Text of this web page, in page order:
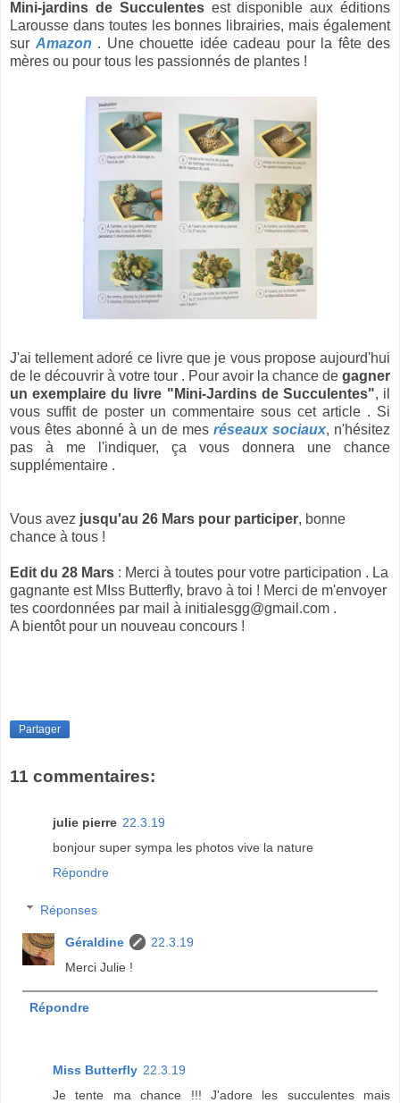
Mini-jardins de Succulentesest disponible aux éditions
Larousse dans toutes les bonnes librairies, mais également
sur Amazon . Une chouette idée cadeau pour la fête des
mères ou pour tous les passionnés de plantes !
J'ai tellement adoré ce livre que je vous propose aujourd'hui
de le découvrir à votre tour . Pour avoir la chance de gagner
un exemplaire du livre "Mini-Jardins de Succulentes", il
vous suffit de poster un commentaire sous cet article . Si
vous êtes abonné à un de mes réseaux sociaux, n'hésitez
pas à me l'indiquer, ça vous donnera une chance
supplémentaire .
Vous avez jusqu'au 26 Mars pour participer, bonne
chance à tous !
Edit du 28 Mars : Merci à toutes pour votre participation . La
gagnante est MIss Butterfly, bravo à toi ! Merci de m'envoyer
tes coordonnées par mail à initialesgg@gmail.com .
A bientôt pour un nouveau concours !
Partager
11 commentaires:
julie pierre 22.3.19
bonjour super sympa les photos vive la nature
Répondre
Réponses
Géraldine
22.3.19
Merci Julie !
Répondre
Miss Butterfly 22.3.19
Je tente ma chance !!! J'adore les succulentes mais